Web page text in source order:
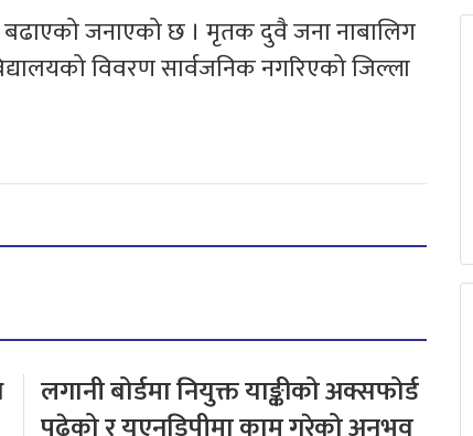
जनाएको छ । मृतक दुवै जना नाबालिग
विवरण सार्वजनिक नगरिएको जिल्ला
लगानी बोर्डमा नियुक्त याङ्कीको अक्सफोर्ड